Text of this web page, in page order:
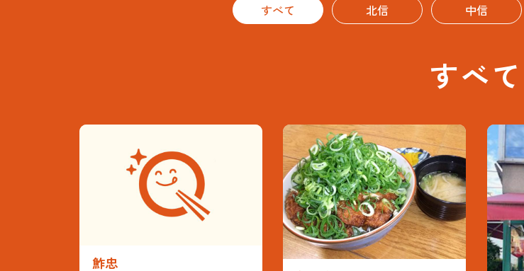
すべて 北信 中信
すべて
鮓忠